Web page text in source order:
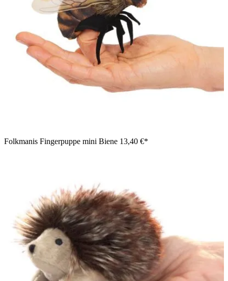
Folkmanis Fingerpuppe mini Biene 13,40 €*